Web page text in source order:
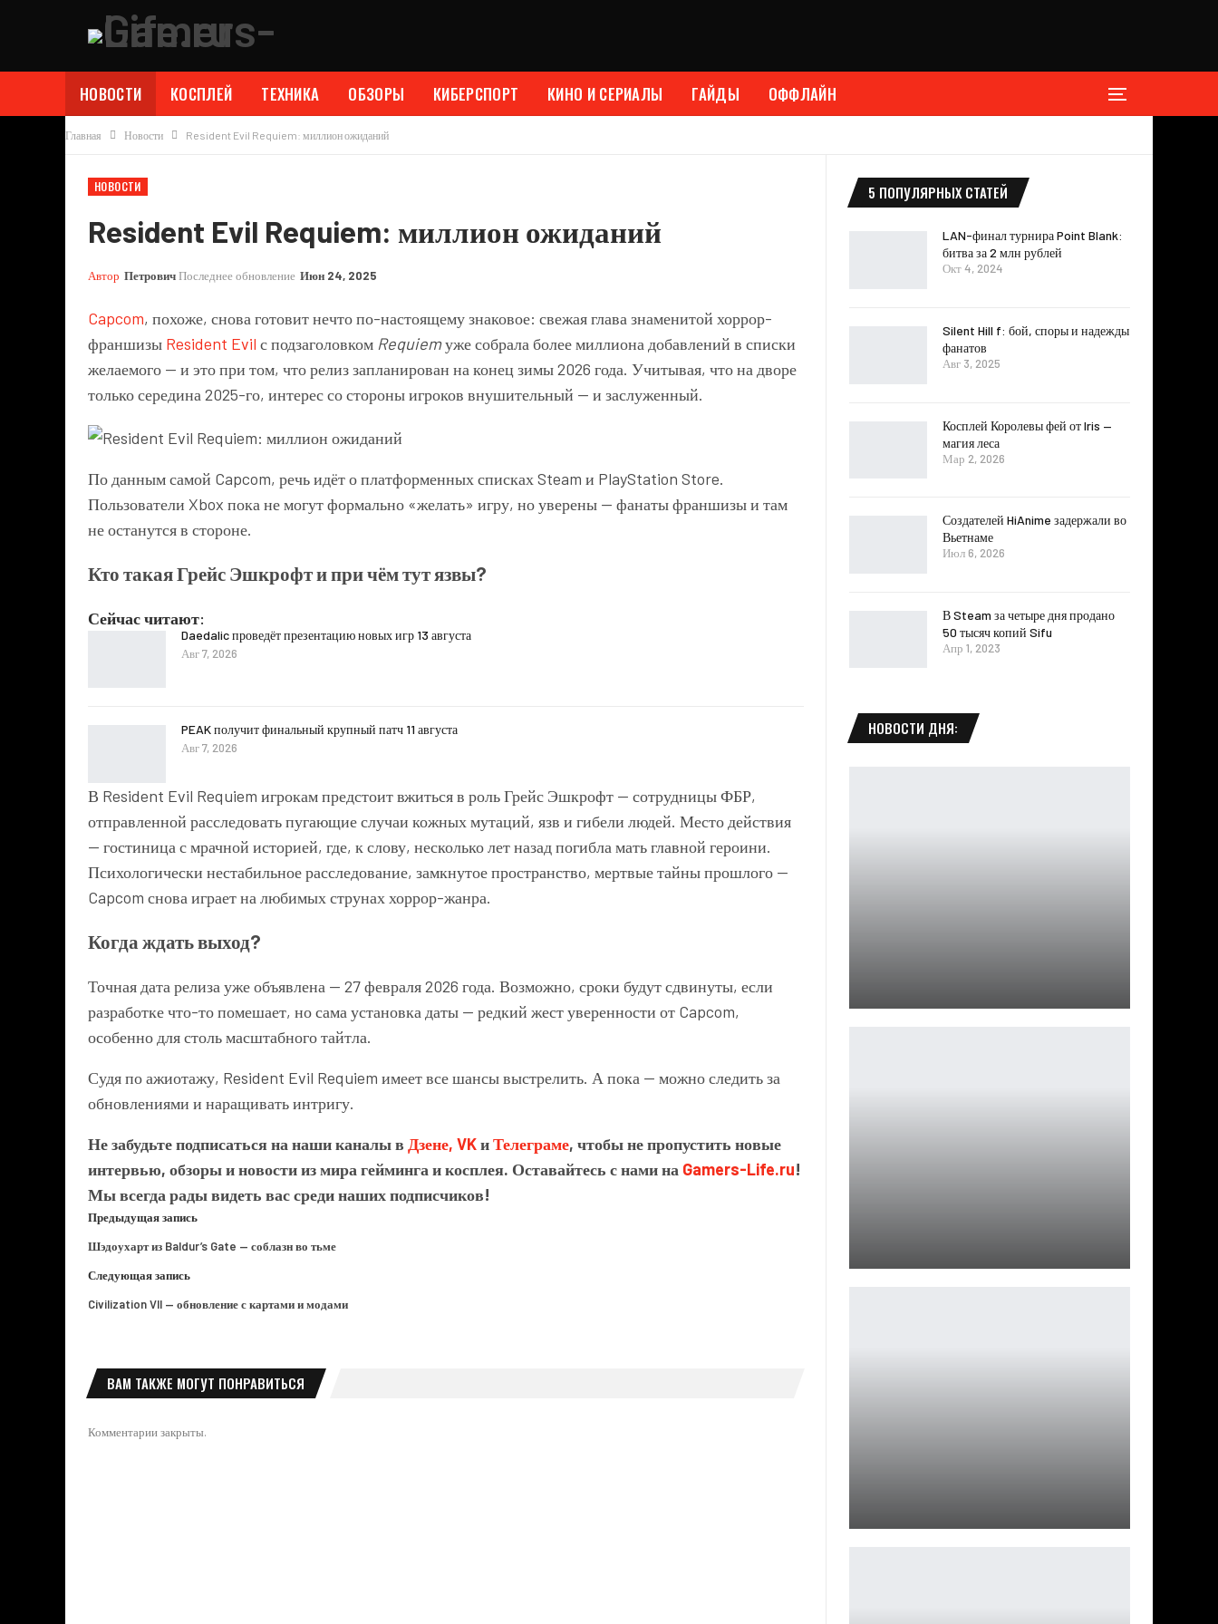
НОВОСТИ КОСПЛЕЙ ТЕХНИКА ОБЗОРЫ КИБЕРСПОРТ КИНО И СЕРИАЛЫ ГАЙДЫ ОФФЛАЙН
Главная Новости Resident Evil Requiem: миллион ожиданий
НОВОСТИ
Resident Evil Requiem: миллион ожиданий
Автор ПетровичПоследнее обновление Июн 24, 2025
Capcom, похоже, снова готовит нечто по-настоящему знаковое: свежая глава знаменитой хоррор-
франшизы Resident Evil с подзаголовком Requiemуже собрала более миллиона добавлений в списки
желаемого — и это при том, что релиз запланирован на конец зимы 2026 года. Учитывая, что на дворе
только середина 2025-го, интерес со стороны игроков внушительный — и заслуженный.
По данным самой Capcom, речь идёт о платформенных списках Steam и PlayStation Store.
Пользователи Xbox пока не могут формально «желать» игру, но уверены — фанаты франшизы и там
не останутся в стороне.
Кто такая Грейс Эшкрофт и при чём тут язвы?
Сейчас читают:
Daedalic проведёт презентацию новых игр 13 августа
Авг 7, 2026
PEAK получит финальный крупный патч 11 августа
Авг 7, 2026
В Resident Evil Requiem игрокам предстоит вжиться в роль Грейс Эшкрофт — сотрудницы ФБР,
отправленной расследовать пугающие случаи кожных мутаций, язв и гибели людей. Место действия
— гостиница с мрачной историей, где, к слову, несколько лет назад погибла мать главной героини.
Психологически нестабильное расследование, замкнутое пространство, мертвые тайны прошлого —
Capcom снова играет на любимых струнах хоррор-жанра.
Когда ждать выход?
Точная дата релиза уже объявлена — 27 февраля 2026 года. Возможно, сроки будут сдвинуты, если
разработке что-то помешает, но сама установка даты — редкий жест уверенности от Capcom,
особенно для столь масштабного тайтла.
Судя по ажиотажу, Resident Evil Requiem имеет все шансы выстрелить. А пока — можно следить за
обновлениями и наращивать интригу.
Не забудьте подписаться на наши каналы в Дзене, VKиТелеграме, чтобы не пропустить новые
интервью, обзоры и новости из мира гейминга и косплея. Оставайтесь с нами на Gamers-Life.ru!
Мы всегда рады видеть вас среди наших подписчиков!
Предыдущая запись
Шэдоухарт из Baldur’s Gate — соблазн во тьме
Следующая запись
Civilization VII — обновление с картами и модами
ВАМ ТАКЖЕ МОГУТ ПОНРАВИТЬСЯ
Комментарии закрыты.
5 ПОПУЛЯРНЫХ СТАТЕЙ
LAN-финал турнира Point Blank:
битва за 2 млн рублей
Окт 4, 2024
Silent Hill f: бой, споры и надежды
фанатов
Авг 3, 2025
Косплей Королевы фей от Iris —
магия леса
Мар 2, 2026
Создателей HiAnime задержали во
Вьетнаме
Июл 6, 2026
В Steam за четыре дня продано
50 тысяч копий Sifu
Апр 1, 2023
НОВОСТИ ДНЯ: